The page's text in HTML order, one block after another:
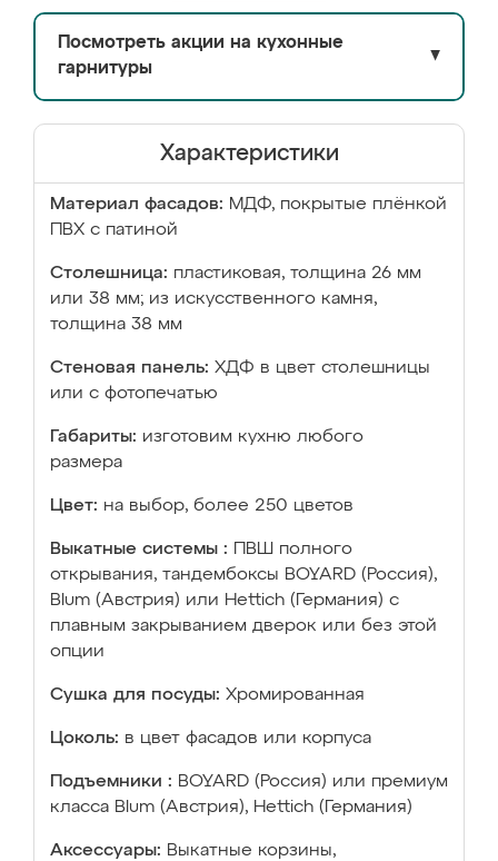
Посмотреть акции на кухонные
гарнитуры
▼
Характеристики
Материал фасадов: МДФ, покрытые плёнкой
ПВХ с патиной
Столешница: пластиковая, толщина 26 мм
или 38 мм; из искусственного камня,
толщина 38 мм
Стеновая панель: ХДФ в цвет столешницы
или с фотопечатью
Габариты: изготовим кухню любого
размера
Цвет: на выбор, более 250 цветов
Выкатные системы :
ПВШ полного
открывания, тандембоксы BOYARD (Россия),
Blum (Австрия) или Hettich (Германия) с
плавным закрыванием дверок или без этой
опции
Сушка для посуды: Хромированная
Цоколь: в цвет фасадов или корпуса
Подъемники : BOYARD (Россия) или премиум
класса Blum (Австрия), Hettich (Германия)
Аксессуары: Выкатные корзины,